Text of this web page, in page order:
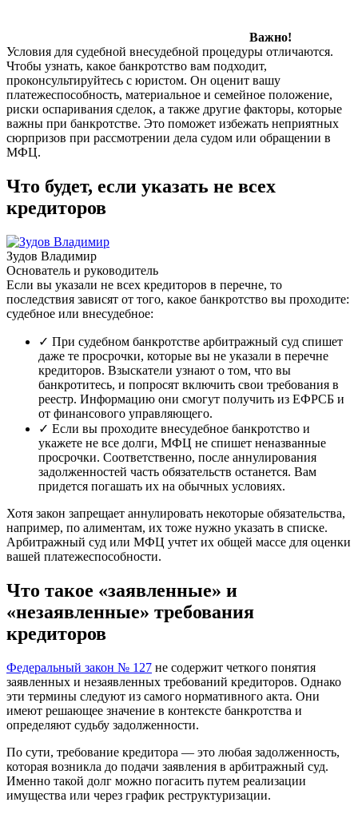
Важно!
Условия для судебной внесудебной процедуры отличаются.
Чтобы узнать, какое банкротство вам подходит,
проконсультируйтесь с юристом. Он оценит вашу
платежеспособность, материальное и семейное положение,
риски оспаривания сделок, а также другие факторы, которые
важны при банкротстве. Это поможет избежать неприятных
сюрпризов при рассмотрении дела судом или обращении в
МФЦ.
Что будет, если указать не всех
кредиторов
Зудов Владимир
Основатель и руководитель
Если вы указали не всех кредиторов в перечне, то
последствия зависят от того, какое банкротство вы проходите:
судебное или внесудебное:
✓ При судебном банкротстве арбитражный суд спишет
даже те просрочки, которые вы не указали в перечне
кредиторов. Взыскатели узнают о том, что вы
банкротитесь, и попросят включить свои требования в
реестр. Информацию они смогут получить из ЕФРСБ и
от финансового управляющего.
✓ Если вы проходите внесудебное банкротство и
укажете не все долги, МФЦ не спишет неназванные
просрочки. Соответственно, после аннулирования
задолженностей часть обязательств останется. Вам
придется погашать их на обычных условиях.
Хотя закон запрещает аннулировать некоторые обязательства,
например, по алиментам, их тоже нужно указать в списке.
Арбитражный суд или МФЦ учтет их общей массе для оценки
вашей платежеспособности.
Что такое «заявленные» и
«незаявленные» требования
кредиторов
Федеральный закон № 127 не содержит четкого понятия
заявленных и незаявленных требований кредиторов. Однако
эти термины следуют из самого нормативного акта. Они
имеют решающее значение в контексте банкротства и
определяют судьбу задолженности.
По сути, требование кредитора — это любая задолженность,
которая возникла до подачи заявления в арбитражный суд.
Именно такой долг можно погасить путем реализации
имущества или через график реструктуризации.